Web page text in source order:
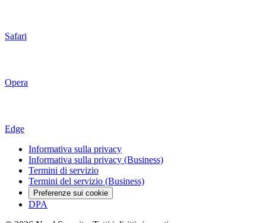
Safari
Opera
Edge
Informativa sulla privacy
Informativa sulla privacy (Business)
Termini di servizio
Termini del servizio (Business)
Preferenze sui cookie
DPA